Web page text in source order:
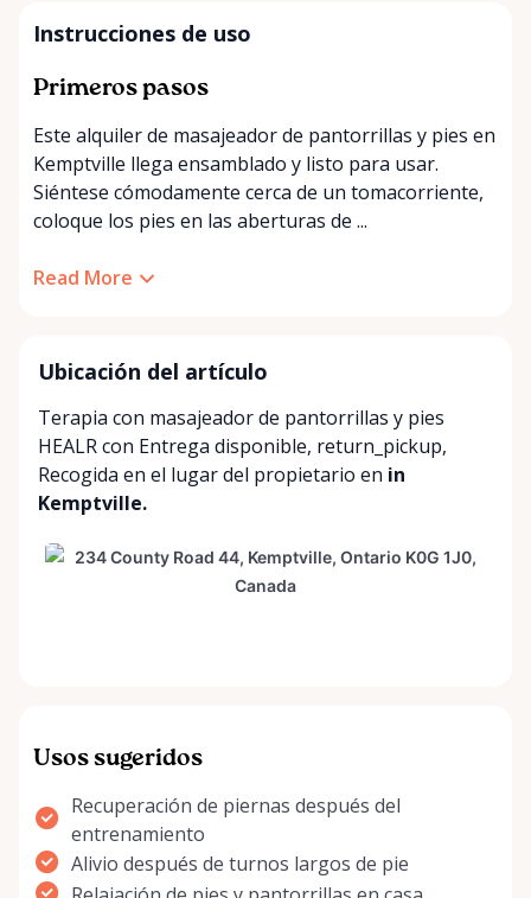
Instrucciones de uso
Primeros pasos
Este alquiler de masajeador de pantorrillas y pies en
Kemptville llega ensamblado y listo para usar.
Siéntese cómodamente cerca de un tomacorriente,
coloque los pies en las aberturas de ...
Read More
Ubicación del artículo
Terapia con masajeador de pantorrillas y pies
HEALR con Entrega disponible, return_pickup,
Recogida en el lugar del propietario en in
Kemptville.
Usos sugeridos
Recuperación de piernas después del
entrenamiento
Alivio después de turnos largos de pie